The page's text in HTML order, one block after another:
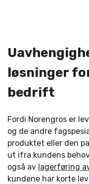
løsninger
bedrift
Fordi Norengros er
og de andre
produktet eller den
ut ifra kundens
også av lagerføring
kundene har korte